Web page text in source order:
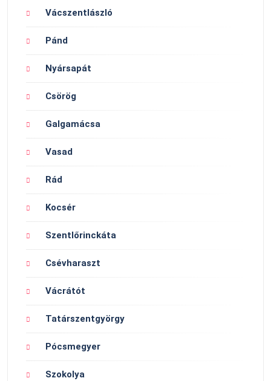
Vácszentlászló
Pánd
Nyársapát
Csörög
Galgamácsa
Vasad
Rád
Kocsér
Szentlőrinckáta
Csévharaszt
Vácrátót
Tatárszentgyörgy
Pócsmegyer
Szokolya